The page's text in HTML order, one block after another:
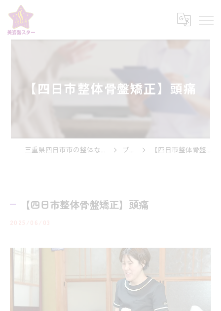
【四日市整体骨盤矯正】頭痛
三重県四日市市の整体なら美姿勢スター ブログ 【四日市整体骨盤矯正】頭痛
【四日市整体骨盤矯正】頭痛
2025/06/03